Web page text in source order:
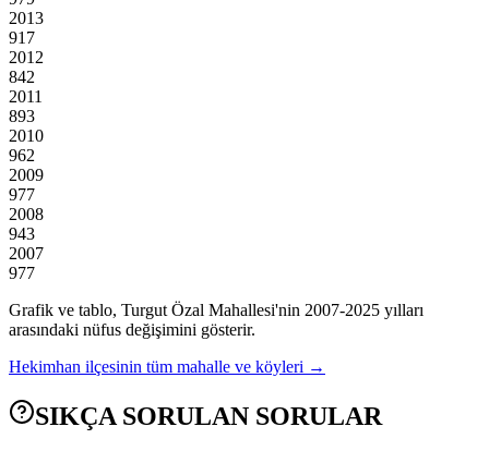
2013
917
2012
842
2011
893
2010
962
2009
977
2008
943
2007
977
Grafik ve tablo, Turgut Özal Mahallesi'nin 2007-2025 yılları
arasındaki nüfus değişimini gösterir.
Hekimhan ilçesinin tüm mahalle ve köyleri →
SIKÇA SORULAN SORULAR